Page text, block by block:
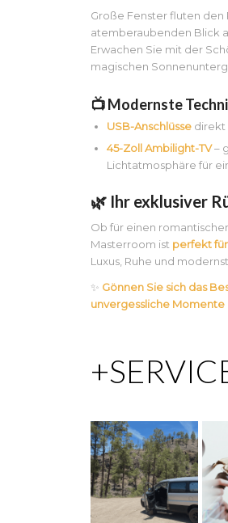
Große Fenster fluten den
atemberaubenden Blick
Erwachen Sie mit der
magischen
📺 Modernste
USB-Anschlüssedirekt
45-Zoll Ambilight-TV–
Lichtatmosphäre für
🌿 Ihr exklusiver
Ob für einen
Masterroom ist perfekt
Luxus, Ruhe und
✨ Gönnen Sie sich das
unvergessliche Momente